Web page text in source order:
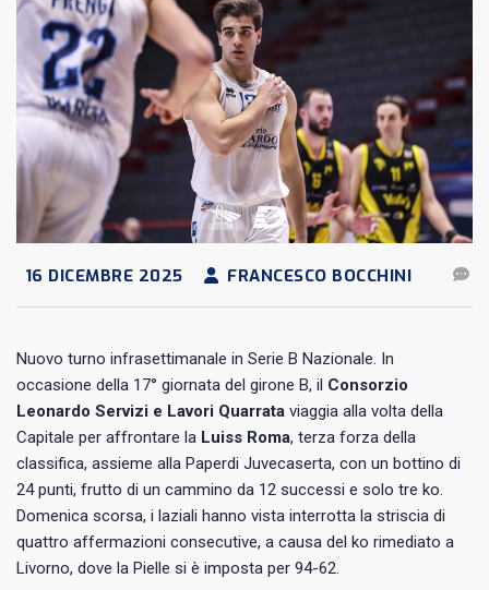
16 DICEMBRE 2025 FRANCESCO BOCCHINI
Nuovo turno infrasettimanale in Serie B Nazionale. In
occasione della 17° giornata del girone B, il Consorzio
Leonardo Servizi e Lavori Quarrata viaggia alla volta della
Capitale per affrontare la Luiss Roma, terza forza della
classifica, assieme alla Paperdi Juvecaserta, con un bottino di
24 punti, frutto di un cammino da 12 successi e solo tre ko.
Domenica scorsa, i laziali hanno vista interrotta la striscia di
quattro affermazioni consecutive, a causa del ko rimediato a
Livorno, dove la Pielle si è imposta per 94-62.